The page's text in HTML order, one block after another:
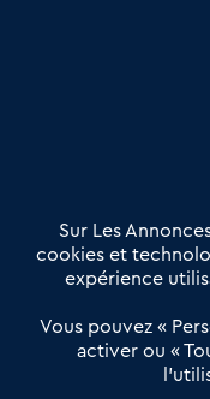
Offres Pro
Actualités
Qui sommes nous ?
Derniers articles
Réseau 3C : un
Sur Les
cookies et
expérience
Vous pouvez «
activer ou «